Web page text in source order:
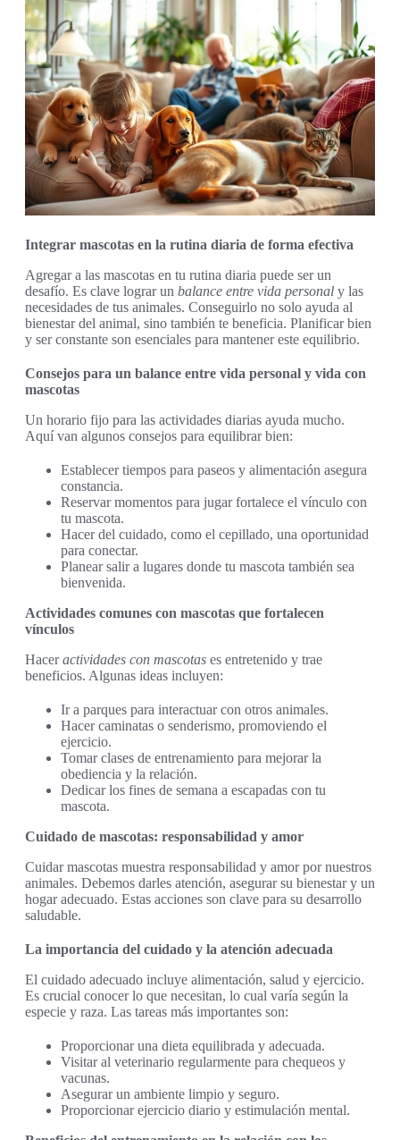
Integrar mascotas en la rutina diaria de forma efectiva
Agregar a las mascotas en tu rutina diaria puede ser un
desafío. Es clave lograr un balance entre vida personal y las
necesidades de tus animales. Conseguirlo no solo ayuda al
bienestar del animal, sino también te beneficia. Planificar bien
y ser constante son esenciales para mantener este equilibrio.
Consejos para un balance entre vida personal y vida con
mascotas
Un horario fijo para las actividades diarias ayuda mucho.
Aquí van algunos consejos para equilibrar bien:
Establecer tiempos para paseos y alimentación asegura
constancia.
Reservar momentos para jugar fortalece el vínculo con
tu mascota.
Hacer del cuidado, como el cepillado, una oportunidad
para conectar.
Planear salir a lugares donde tu mascota también sea
bienvenida.
Actividades comunes con mascotas que fortalecen
vínculos
Haceractividades con mascotas es entretenido y trae
beneficios. Algunas ideas incluyen:
Ir a parques para interactuar con otros animales.
Hacer caminatas o senderismo, promoviendo el
ejercicio.
Tomar clases de entrenamiento para mejorar la
obediencia y la relación.
Dedicar los fines de semana a escapadas con tu
mascota.
Cuidado de mascotas: responsabilidad y amor
Cuidar mascotas muestra responsabilidad y amor por nuestros
animales. Debemos darles atención, asegurar su bienestar y un
hogar adecuado. Estas acciones son clave para su desarrollo
saludable.
La importancia del cuidado y la atención adecuada
El cuidado adecuado incluye alimentación, salud y ejercicio.
Es crucial conocer lo que necesitan, lo cual varía según la
especie y raza. Las tareas más importantes son:
Proporcionar una dieta equilibrada y adecuada.
Visitar al veterinario regularmente para chequeos y
vacunas.
Asegurar un ambiente limpio y seguro.
Proporcionar ejercicio diario y estimulación mental.